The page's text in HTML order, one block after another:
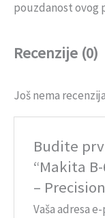
pouzdanost ovog
Recenzije (0)
Još nema
Budite
“Makita
–
Vaša adresa